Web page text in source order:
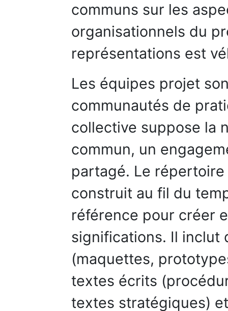
communs sur les
organisationnels du
représentations est
Les équipes projet
communautés de
collective suppose la
commun, un
partagé. Le
construit au fil du
référence pour créer
significations. Il inclut
(maquettes,
textes écrits
textes stratégiques)